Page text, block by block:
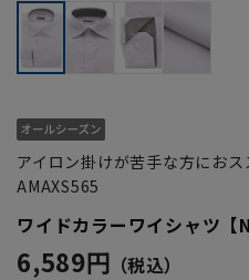
アイロン掛けが苦手な方にお
AMAXS565
ワイドカラーワイシャツ【
6,589円